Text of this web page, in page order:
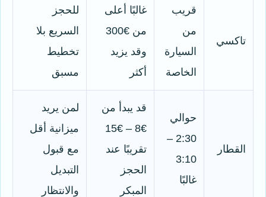
تاكسي
قريب
من
السيارة
الخاصة
غالبًا أعلى
من €300
وقد يزيد
أكثر
للحجز
السريع بلا
تخطيط
مسبق
القطار
حوالي
2:30 –
3:10
غالبًا
قد يبدأ من
€8 – €15
تقريبًا عند
الحجز
المبكر
لمن يريد
ميزانية أقل
مع قبول
التبديل
والانتظار